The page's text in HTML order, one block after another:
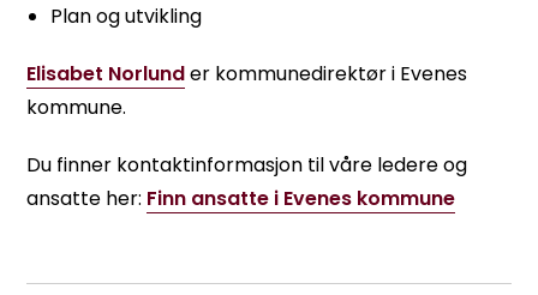
Plan og utvikling
Elisabet Norlunder kommunedirektør i Evenes
kommune.
Du finner kontaktinformasjon til våre ledere og
ansatte her: Finn ansatte i Evenes kommune